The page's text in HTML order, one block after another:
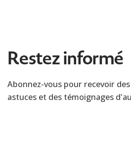
Restez informé
Abonnez-vous pour recevoir
astuces et des témoignages